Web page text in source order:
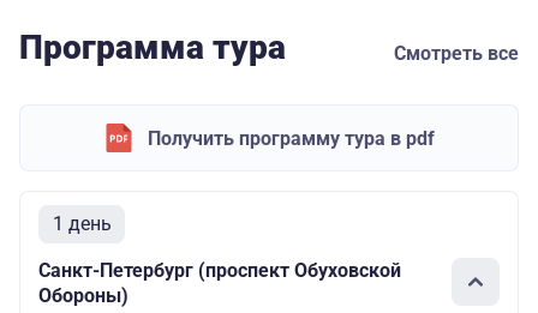
Программа тура Смотреть все
Получить программу тура в pdf
1 день
Санкт-Петербург (проспект Обуховской
Обороны)